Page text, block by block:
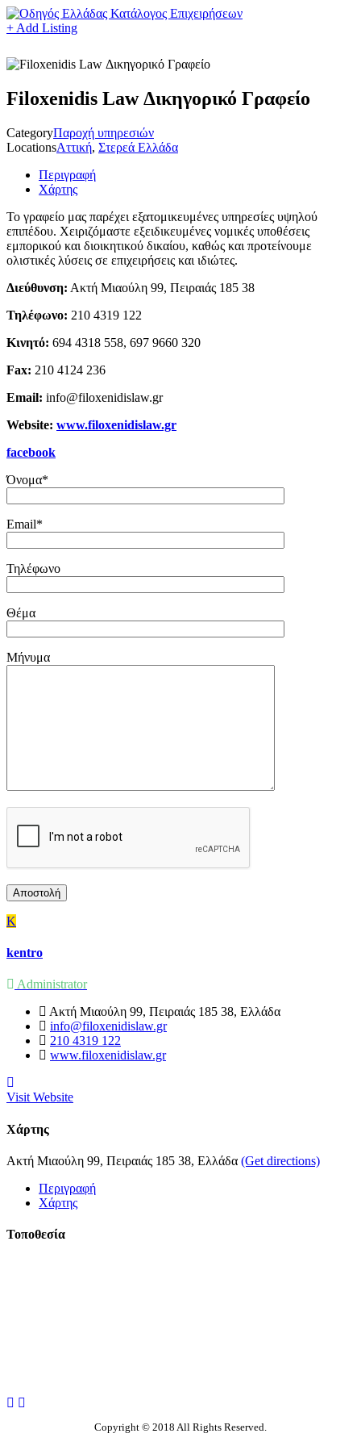
+ Add Listing
Filoxenidis Law Δικηγορικό Γραφείο
CategoryΠαροχή υπηρεσιών
LocationsΑττική, Στερεά Ελλάδα
Περιγραφή
Χάρτης
Το γραφείο μας παρέχει εξατομικευμένες υπηρεσίες υψηλού
επιπέδου. Χειριζόμαστε εξειδικευμένες νομικές υποθέσεις
εμπορικού και διοικητικού δικαίου, καθώς και προτείνουμε
ολιστικές λύσεις σε επιχειρήσεις και ιδιώτες.
Διεύθυνση: Ακτή Μιαούλη 99, Πειραιάς 185 38
Τηλέφωνο: 210 4319 122
Κινητό: 694 4318 558, 697 9660 320
Fax: 210 4124 236
Email: info@filoxenidislaw.gr
Website: www.filoxenidislaw.gr
facebook
Όνομα*
Email*
Τηλέφωνο
Θέμα
Μήνυμα
K
kentro
Administrator
Ακτή Μιαούλη 99, Πειραιάς 185 38, Ελλάδα
info@filoxenidislaw.gr
210 4319 122
www.filoxenidislaw.gr
Visit Website
Χάρτης
Ακτή Μιαούλη 99, Πειραιάς 185 38, Ελλάδα (Get directions)
Περιγραφή
Χάρτης
Τοποθεσία
Copyright © 2018 All Rights Reserved.